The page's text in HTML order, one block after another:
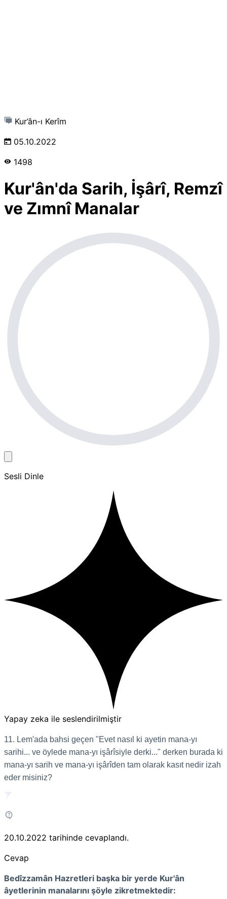
Kur’ân-ı Kerîm
05.10.2022
1498
Kur'ân'da Sarih, İşârî, Remzî
ve Zımnî Manalar
Sesli Dinle
Yapay zeka ile seslendirilmiştir
11. Lem'ada bahsi geçen "Evet nasıl ki ayetin mana-yı
sarihi... ve öylede mana-yı işârîsiyle derki..." derken burada ki
mana-yı sarih ve mana-yı işârîden tam olarak kasıt nedir izah
eder misiniz?
20.10.2022 tarihinde cevaplandı.
Cevap
Bedîzzamân Hazretleri başka bir yerde Kur'ân
âyetlerinin manalarını şöyle zikretmektedir: